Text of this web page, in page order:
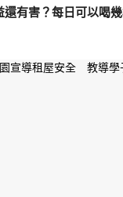
還有害？每日可以喝